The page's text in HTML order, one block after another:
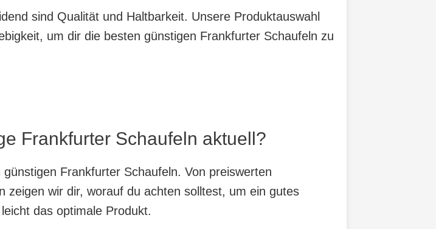
sind Qualität und Haltbarkeit. Unsere Produktauswahl
um dir die besten günstigen Frankfurter Schaufeln zu
Frankfurter Schaufeln aktuell?
Frankfurter Schaufeln. Von preiswerten
zeigen wir dir, worauf du achten solltest, um ein gutes
das optimale Produkt.